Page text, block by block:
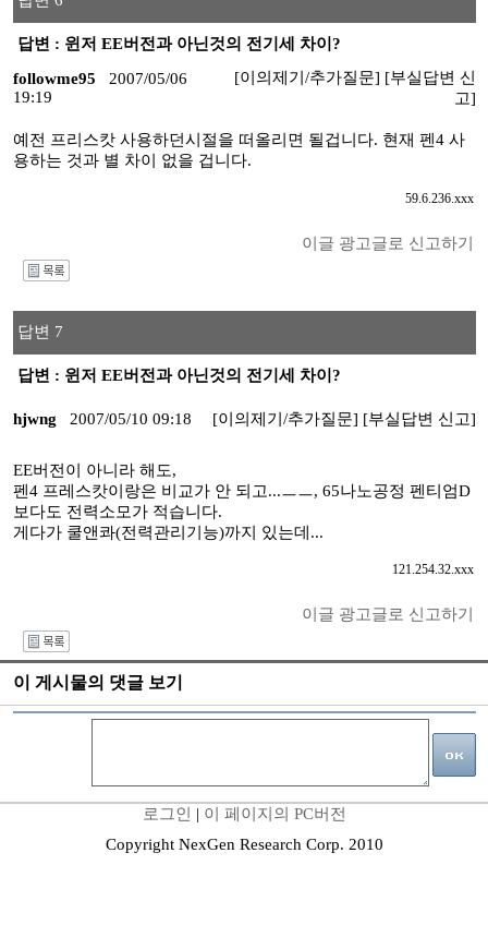
답변 : 윈저 EE버전과 아닌것의 전기세 차이?
followme95
2007/05/06
19:19
[이의제기/추가질문] [부실답변 신
고]
예전 프리스캇 사용하던시절을 떠올리면 될겁니다. 현재 펜4 사
용하는 것과 별 차이 없을 겁니다.
59.6.236.xxx
이글 광고글로 신고하기
답변 7
답변 : 윈저 EE버전과 아닌것의 전기세 차이?
hjwng 2007/05/10 09:18 [이의제기/추가질문] [부실답변 신고]
EE버전이 아니라 해도,
펜4 프레스캇이랑은 비교가 안 되고...ㅡㅡ, 65나노공정 펜티엄D
보다도 전력소모가 적습니다.
게다가 쿨앤콰(전력관리기능)까지 있는데...
121.254.32.xxx
이글 광고글로 신고하기
이 게시물의 댓글 보기
로그인 | 이 페이지의 PC버전
Copyright NexGen Research Corp. 2010